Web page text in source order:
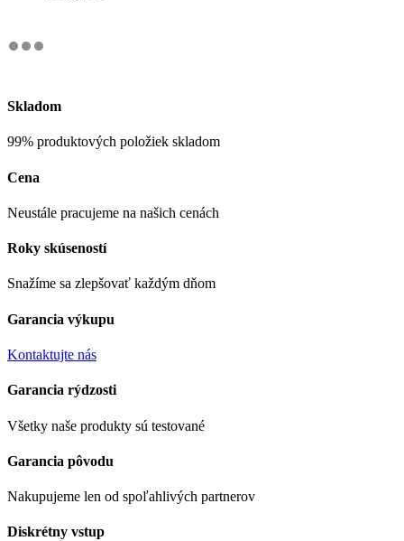
Skladom
99% produktových položiek skladom
Cena
Neustále pracujeme na našich cenách
Roky skúseností
Snažíme sa zlepšovať každým dňom
Garancia výkupu
Kontaktujte nás
Garancia rýdzosti
Všetky naše produkty sú testované
Garancia pôvodu
Nakupujeme len od spoľahlivých partnerov
Diskrétny vstup